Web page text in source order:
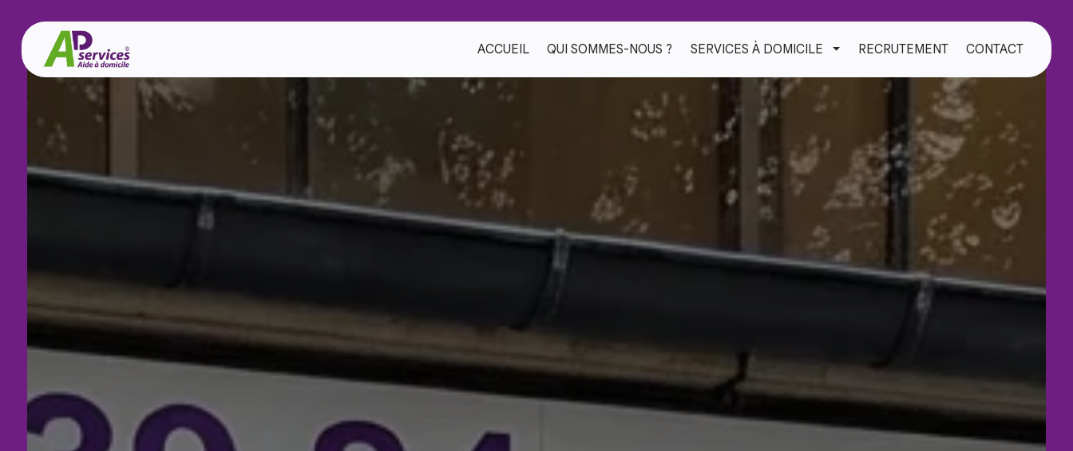
ACCUEIL QUI SOMMES-NOUS ? SERVICES À DOMICILE
TOGGLE
RECRUTEMENT CONTACT